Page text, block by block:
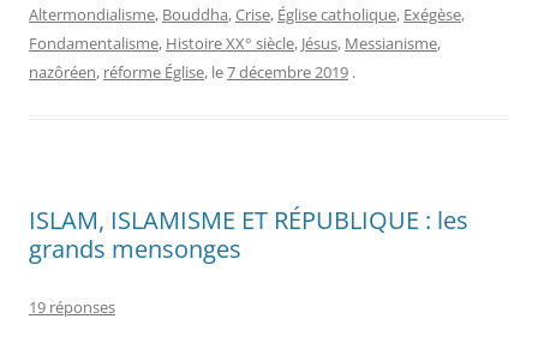
Altermondialisme, Bouddha,Crise, Église catholique, Exégèse,
Fondamentalisme, Histoire XX° siècle, Jésus, Messianisme,
nazôréen, réforme Église, le7 décembre 2019 .
ISLAM, ISLAMISME ET RÉPUBLIQUE : les
grands mensonges
19 réponses